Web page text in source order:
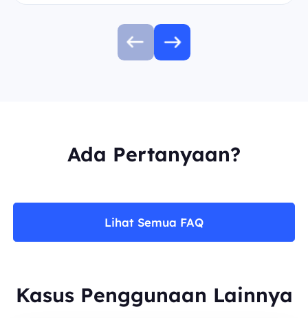
Ada Pertanyaan?
Lihat Semua FAQ
Kasus Penggunaan Lainnya